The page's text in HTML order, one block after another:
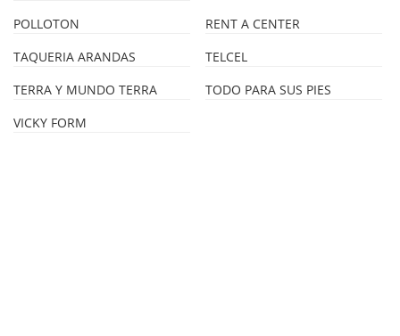
POLLOTON
RENT A CENTER
TAQUERIA ARANDAS
TELCEL
TERRA Y MUNDO TERRA
TODO PARA SUS PIES
VICKY FORM